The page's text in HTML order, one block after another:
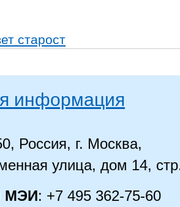
старост
информация
Россия, г. Москва,
улица, дом 14,
МЭИ: +7 495 362-75-60